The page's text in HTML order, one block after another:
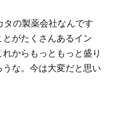
タの製薬会社なんです
がたくさんあるイン
からもっともっと盛り
な。今は大変だと思い